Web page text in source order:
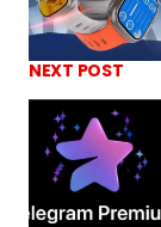
NEXT POST